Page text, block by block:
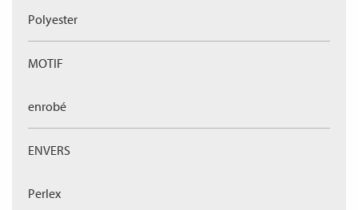
Polyester
MOTIF
enrobé
ENVERS
Perlex